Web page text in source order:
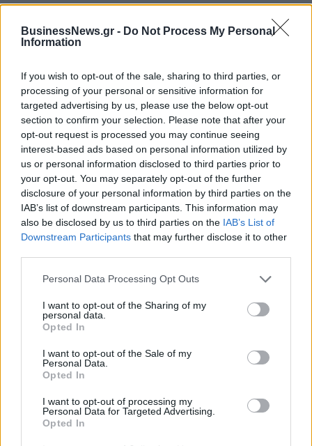
BusinessNews.gr - Do Not Process My Personal
Information
If you wish to opt-out of the sale, sharing to third parties, or
processing of your personal or sensitive information for
targeted advertising by us, please use the below opt-out
section to confirm your selection. Please note that after your
opt-out request is processed you may continue seeing
interest-based ads based on personal information utilized by
us or personal information disclosed to third parties prior to
your opt-out. You may separately opt-out of the further
disclosure of your personal information by third parties on the
IAB’s list of downstream participants. This information may
also be disclosed by us to third parties on the IAB’s List of
Downstream Participants that may further disclose it to other
Personal Data Processing Opt Outs
I want to opt-out of the Sharing of my
personal data.
Opted In
I want to opt-out of the Sale of my
Personal Data.
Opted In
I want to opt-out of processing my
Personal Data for Targeted Advertising.
Opted In
ΡΟΗ ΕΙΔΗΣΕΩΝ
Χρ. Δήμας: «Προχωρούν τα έργα σε όλο το μήκος
του ΒΟΑΚ»
07/08/2026 - 09:50 ΠΟΛΙΤΙΚΗ
Τ. Θεοδωρικάκος: «Συμβάλλουμε στην εθνική
ασφάλεια της πατρίδας μας με νέο αναπτυξιακό
καθεστώς για την Άμυνα»
07/08/2026 - 09:39 ΠΟΛΙΤΙΚΗ
Νέα στρατηγική συνεργασία της ΓΓ Επικοινωνίας
και Ενημέρωσης με το ΕΙΕ
07/08/2026 - 09:22 ΠΟΛΙΤΙΚΗ
πυροβολισμούς σε σχολείο - Αυτοκτόνησε ο δράστης
07/08/2026 - 09:11 ΚΟΣΜΟΣ
Πειραιάς: Κορυφώνεται η έξοδος των αδειούχων
07/08/2026 - 08:54 ΕΛΛΑΔΑ
Κρήτη, Πελοπόννησο, Εύβοια και νησιά του Αιγαίου
07/08/2026 - 08:30